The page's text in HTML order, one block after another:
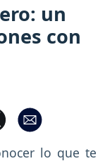
un
con